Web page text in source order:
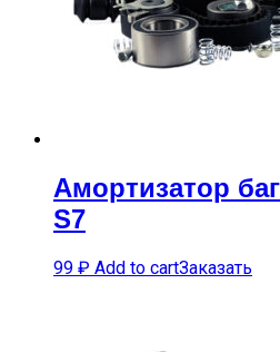
Амортизатор
S7
99 ₽ Add to cartЗаказать